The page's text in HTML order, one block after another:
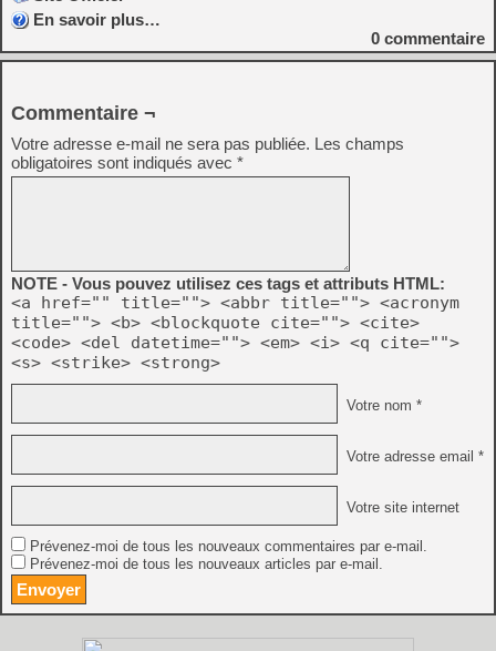
En savoir plus…
0 commentaire
Commentaire ¬
Votre adresse e-mail ne sera pas publiée. Les champs
obligatoires sont indiqués avec *
NOTE - Vous pouvez utilisez ces tags et attributs HTML:
<a href="" title=""> <abbr title=""> <acronym
title=""> <b> <blockquote cite=""> <cite>
<code> <del datetime=""> <em> <i> <q cite="">
<s> <strike> <strong>
Votre nom *
Votre adresse email *
Votre site internet
Prévenez-moi de tous les nouveaux commentaires par e-mail.
Prévenez-moi de tous les nouveaux articles par e-mail.